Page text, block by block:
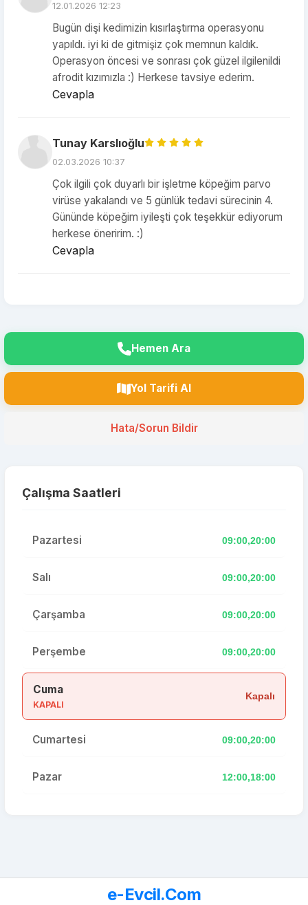
12.01.2026 12:23
Bugün dişi kedimizin kısırlaştırma operasyonu
yapıldı. iyi ki de gitmişiz çok memnun kaldık.
Operasyon öncesi ve sonrası çok güzel ilgilenildi
afrodit kızımızla :) Herkese tavsiye ederim.
Cevapla
Tunay Karslıoğlu
02.03.2026 10:37
Çok ilgili çok duyarlı bir işletme köpeğim parvo
virüse yakalandı ve 5 günlük tedavi sürecinin 4.
Gününde köpeğim iyileşti çok teşekkür ediyorum
herkese öneririm. :)
Cevapla
Hemen Ara
Yol Tarifi Al
Hata/Sorun Bildir
Çalışma Saatleri
Pazartesi 09:00,20:00
Salı 09:00,20:00
Çarşamba 09:00,20:00
Perşembe 09:00,20:00
Cuma
KAPALI
Kapalı
Cumartesi 09:00,20:00
Pazar 12:00,18:00
e-Evcil.Com